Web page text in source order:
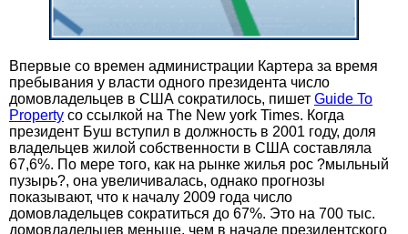
Впервые со времен администрации Картера за время
пребывания у власти одного президента число
домовладельцев в США сократилось, пишет Guide To
Property со ссылкой на The New york Times. Когда
президент Буш вступил в должность в 2001 году, доля
владельцев жилой собственности в США составляла
67,6%. По мере того, как на рынке жилья рос ?мыльный
пузырь?, она увеличивалась, однако прогнозы
показывают, что к началу 2009 года число
домовладельцев сократиться до 67%. Это на 700 тыс.
домовладельцев меньше, чем в начале президентского